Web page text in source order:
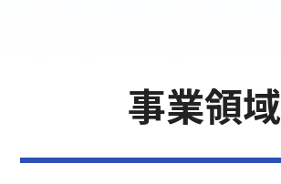
事業領域